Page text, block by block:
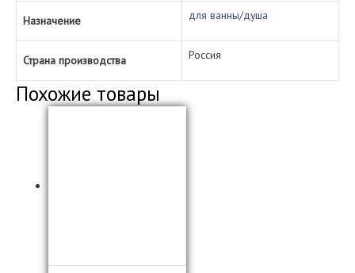
Назначение для ванны/душа
Страна производства Россия
Похожие товары